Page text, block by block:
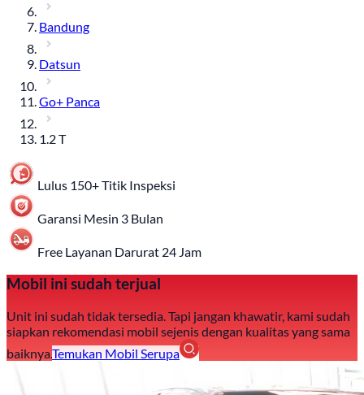
Bandung
Datsun
Go+ Panca
1.2 T
Lulus 150+ Titik Inspeksi
Garansi Mesin 3 Bulan
Free Layanan Darurat 24 Jam
Mobil ini sudah terjual
Unit ini sudah tidak tersedia. Tapi jangan khawatir, kami sudah
siapkan rekomendasi mobil sejenis dengan kualitas yang sama
baiknya.Temukan Mobil Serupa